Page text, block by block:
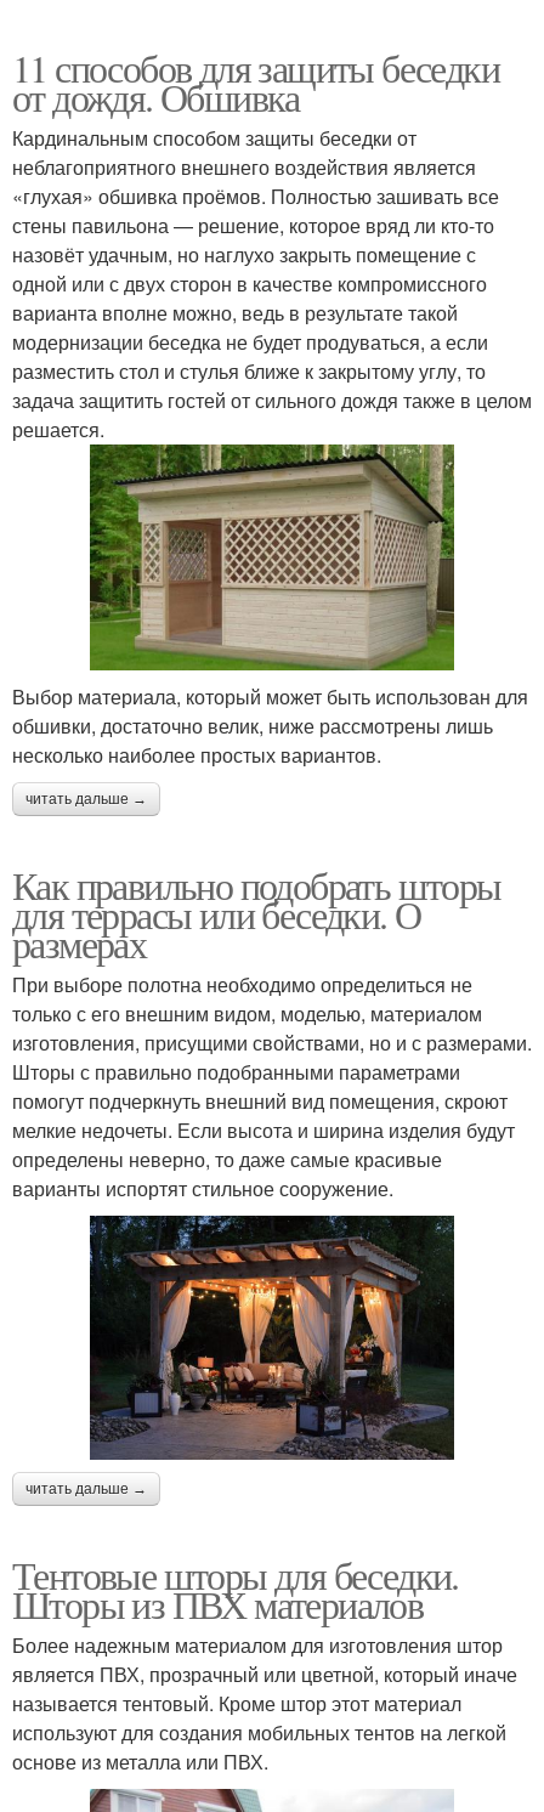
11 способов для защиты беседки
от дождя. Обшивка
Кардинальным способом защиты беседки от
неблагоприятного внешнего воздействия является
«глухая» обшивка проёмов. Полностью зашивать все
стены павильона — решение, которое вряд ли кто-то
назовёт удачным, но наглухо закрыть помещение с
одной или с двух сторон в качестве компромиссного
варианта вполне можно, ведь в результате такой
модернизации беседка не будет продуваться, а если
разместить стол и стулья ближе к закрытому углу, то
задача защитить гостей от сильного дождя также в целом
решается.
Выбор материала, который может быть использован для
обшивки, достаточно велик, ниже рассмотрены лишь
несколько наиболее простых вариантов.
читать дальше →
Как правильно подобрать шторы
для террасы или беседки. О
размерах
При выборе полотна необходимо определиться не
только с его внешним видом, моделью, материалом
изготовления, присущими свойствами, но и с размерами.
Шторы с правильно подобранными параметрами
помогут подчеркнуть внешний вид помещения, скроют
мелкие недочеты. Если высота и ширина изделия будут
определены неверно, то даже самые красивые
варианты испортят стильное сооружение.
читать дальше →
Тентовые шторы для беседки.
Шторы из ПВХ материалов
Более надежным материалом для изготовления штор
является ПВХ, прозрачный или цветной, который иначе
называется тентовый. Кроме штор этот материал
используют для создания мобильных тентов на легкой
основе из металла или ПВХ.